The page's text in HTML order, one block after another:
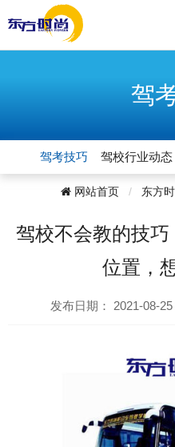
驾
驾考技巧 驾校行业动态
网站首页 东方
驾校不会教的技
位置，
发布日期： 2021-08-